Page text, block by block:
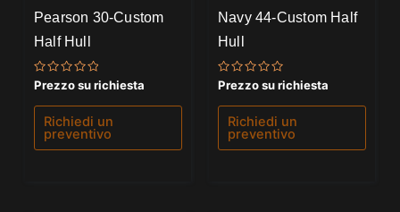
Pearson 30-Custom
Half Hull
Valutato
0
su
Prezzo su richiesta
Richiedi un
preventivo
Navy 44-Custom Half
Hull
Valutato
0
su
Prezzo su richiesta
Richiedi un
preventivo